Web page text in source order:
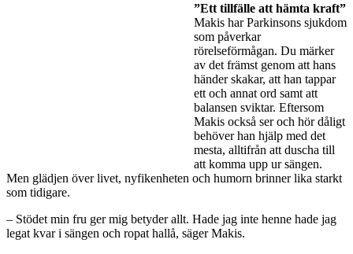
”Ett tillfälle att hämta kraft”
Makis har Parkinsons sjukdom
som påverkar
rörelseförmågan. Du märker
av det främst genom att hans
händer skakar, att han tappar
ett och annat ord samt att
balansen sviktar. Eftersom
Makis också ser och hör dåligt
behöver han hjälp med det
mesta, alltifrån att duscha till
att komma upp ur sängen.
Men glädjen över livet, nyfikenheten och humorn brinner lika starkt
som tidigare.
– Stödet min fru ger mig betyder allt. Hade jag inte henne hade jag
legat kvar i sängen och ropat hallå, säger Makis.